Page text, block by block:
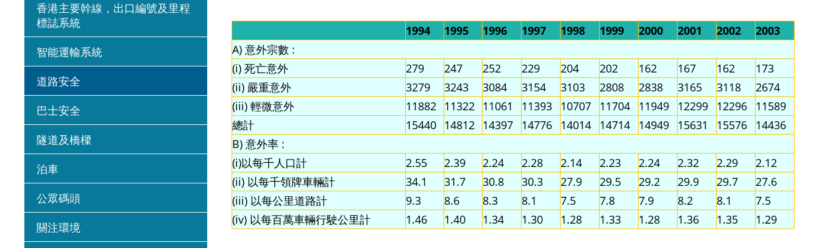
香港主要幹線，出口編號及里程
標誌系統
智能運輸系統
道路安全
巴士安全
隧道及橋樑
泊車
公眾碼頭
關注環境
1994 1995 1996 1997 1998 1999 2000 2001 2002
2003
A) 意外宗數 :
(i) 死亡意外
279 247 252 229 204 202 162 167 162
173
(ii) 嚴重意外
3279 3243 3084 3154 3103 2808 2838 3165 3118
2674
(iii) 輕微意外
11882 11322 11061 11393 10707 11704 11949 12299 12296
11589
總計
15440 14812 14397 14776 14014 14714 14949 15631 15576
14436
B) 意外率 :
(i)以每千人口計
2.55 2.39 2.24 2.28 2.14 2.23 2.24 2.32 2.29
2.12
(ii) 以每千領牌車輛計
34.1 31.7 30.8 30.3 27.9 29.5 29.2 29.9 29.7
27.6
(iii) 以每公里道路計
9.3 8.6 8.3 8.1 7.5 7.8 7.9 8.2 8.1
7.5
(iv) 以每百萬車輛行駛公里計
1.46 1.40 1.34 1.30 1.28 1.33 1.28 1.36 1.35 1.29